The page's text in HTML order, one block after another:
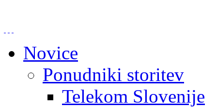
Novice
Ponudniki storitev
Telekom Slovenije